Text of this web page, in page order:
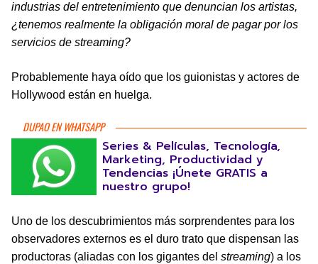
industrias del entretenimiento que denuncian los artistas,
¿tenemos realmente la obligación moral de pagar por los
servicios de streaming?
Probablemente haya oído que los guionistas y actores de
Hollywood están en huelga.
DUPAO EN WHATSAPP
Series & Películas, Tecnología,
Marketing, Productividad y
Tendencias ¡Únete GRATIS a
nuestro grupo!
Uno de los descubrimientos más sorprendentes para los
observadores externos es el duro trato que dispensan las
productoras (aliadas con los gigantes del streaming) a los